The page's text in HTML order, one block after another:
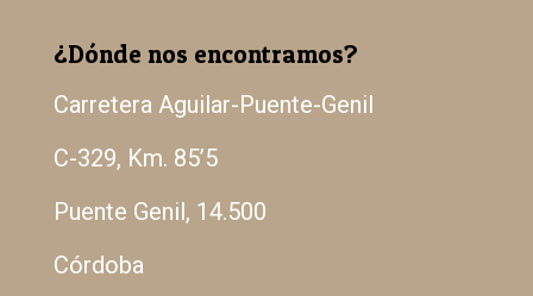
¿Dónde nos encontramos?
Carretera Aguilar-Puente-Genil
C-329, Km. 85’5
Puente Genil, 14.500
Córdoba